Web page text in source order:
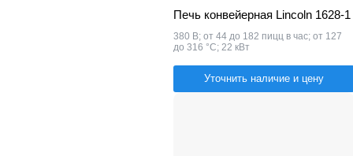
Печь конвейерная Lincoln 1628-1
380 В; от 44 до 182 пицц в час; от 127
до 316 °С; 22 кВт
Уточнить наличие и цену